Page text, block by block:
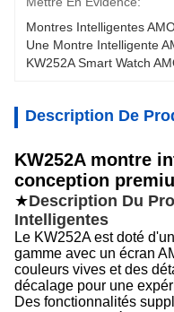
Montres Intelligentes
Une Montre Intelligente
KW252A Smart Watch
Description De
KW252A montre
conception
★Description Du
Intelligentes
Le KW252A est doté
gamme avec un écran
couleurs vives et des
décalage pour une
Des fonctionnalités